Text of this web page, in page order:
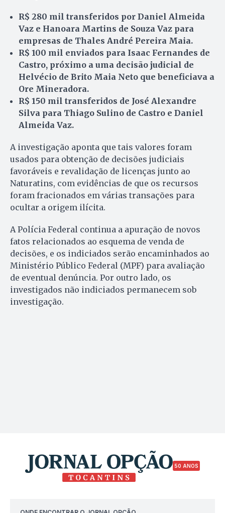
R$ 280 mil transferidos por Daniel Almeida
Vaz e Hanoara Martins de Souza Vaz para
empresas de Thales André Pereira Maia.
R$ 100 mil enviados para Isaac Fernandes de
Castro, próximo a uma decisão judicial de
Helvécio de Brito Maia Neto que beneficiava a
Ore Mineradora.
R$ 150 mil transferidos de José Alexandre
Silva para Thiago Sulino de Castro e Daniel
Almeida Vaz.
A investigação aponta que tais valores foram
usados para obtenção de decisões judiciais
favoráveis e revalidação de licenças junto ao
Naturatins, com evidências de que os recursos
foram fracionados em várias transações para
ocultar a origem ilícita.
A Polícia Federal continua a apuração de novos
fatos relacionados ao esquema de venda de
decisões, e os indiciados serão encaminhados ao
Ministério Público Federal (MPF) para avaliação
de eventual denúncia. Por outro lado, os
investigados não indiciados permanecem sob
investigação.
50 ANOS